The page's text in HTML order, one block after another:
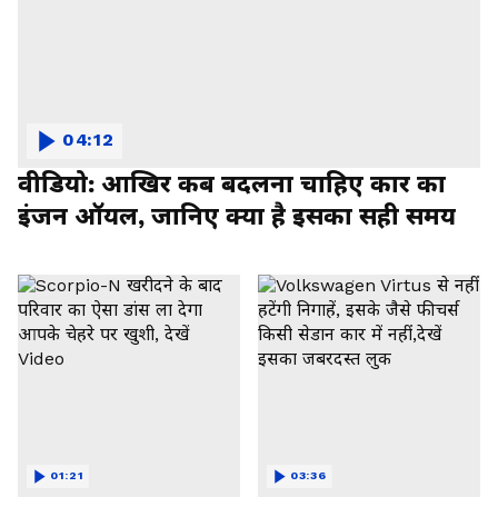
वीडियो: आखिर कब बदलना चाहिए कार का
इंजन ऑयल, जानिए क्या है इसका सही समय
04:12
01:21 03:36